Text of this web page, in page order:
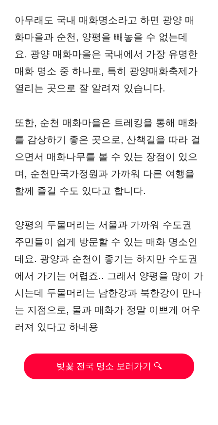
아무래도 국내 매화명소라고 하면 광양 매
화마을과 순천, 양평을 빼놓을 수 없는데
요. 광양 매화마을은 국내에서 가장 유명한
매화 명소 중 하나로, 특히 광양매화축제가
열리는 곳으로 잘 알려져 있습니다.
또한, 순천 매화마을은 트레킹을 통해 매화
를 감상하기 좋은 곳으로, 산책길을 따라 걸
으면서 매화나무를 볼 수 있는 장점이 있으
며, 순천만국가정원과 가까워 다른 여행을
함께 즐길 수도 있다고 합니다.
양평의 두물머리는 서울과 가까워 수도권
주민들이 쉽게 방문할 수 있는 매화 명소인
데요. 광양과 순천이 좋기는 하지만 수도권
에서 가기는 어렵죠.. 그래서 양평을 많이 가
시는데 두물머리는 남한강과 북한강이 만나
는 지점으로, 물과 매화가 정말 이쁘게 어우
러져 있다고 하네용
벚꽃 전국 명소 보러가기 🔍